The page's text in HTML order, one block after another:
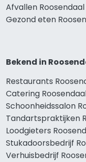
Afvallen Roosendaal
Gezond eten
Bekend in
Restaurants
Catering
Schoonheidssalon
Tandartspraktijken
Loodgieters
Stukadoorsbedrijf
Verhuisbedrijf